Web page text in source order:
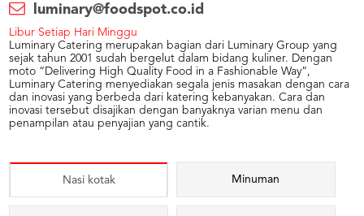
luminary@foodspot.co.id
Libur Setiap Hari Minggu
Luminary Catering merupakan bagian dari Luminary Group yang
sejak tahun 2001 sudah bergelut dalam bidang kuliner. Dengan
moto “Delivering High Quality Food in a Fashionable Way”,
Luminary Catering menyediakan segala jenis masakan dengan cara
dan inovasi yang berbeda dari katering kebanyakan. Cara dan
inovasi tersebut disajikan dengan banyaknya varian menu dan
penampilan atau penyajian yang cantik.
Nasi kotak Minuman